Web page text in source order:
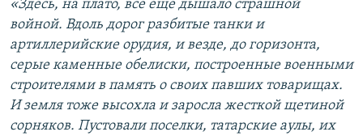
«Здесь, на плато, все еще дышало страшной
войной. Вдоль дорог разбитые танки и
артиллерийские орудия, и везде, до горизонта,
серые каменные обелиски, построенные военными
строителями в память о своих павших товарищах.
И земля тоже высохла и заросла жесткой щетиной
сорняков. Пустовали поселки, татарские аулы, их